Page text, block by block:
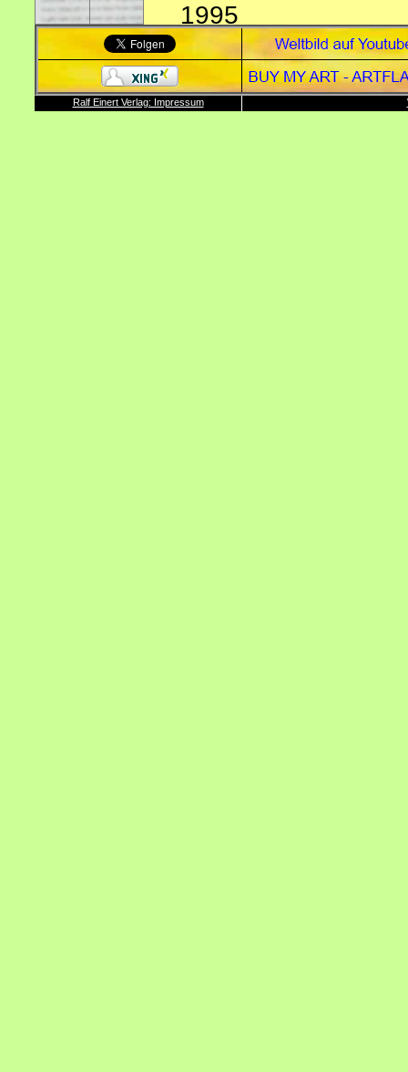
1995
Leibniz, Gottfried
Jesuitenpater
www.wikipedia.de
Ralf Einert Verlag: Impressum